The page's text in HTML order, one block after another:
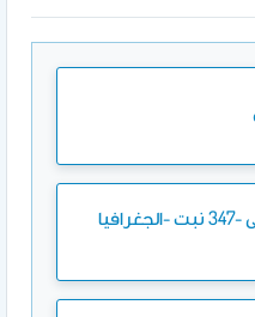
المحاضرة الاولى -347 نبت -الجغرافيا